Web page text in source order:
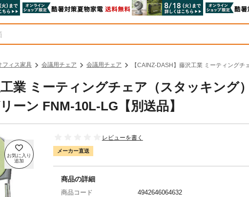
フィス家具 会議用チェア 会議用チェア 【CAINZ-DASH】藤沢工業 ミーティング
工業 ミーティングチェア（スタッキン
ン FNM-10L-LG【別送品】
レビューを書く
メーカー直送
商品の詳細
商品コード
4942646064632